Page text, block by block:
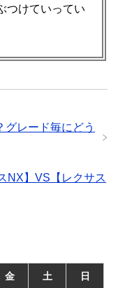
つけていってい
グレード毎にどう
NX】VS【レクサス
金 土 日